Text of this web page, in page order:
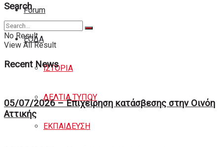
Forum
ΕΟΔA
ΙΣΤΟΡΙΑ
ΔΕΛΤΙΑ ΤΥΠΟΥ
ΕΚΠΑΙΔΕΥΣΗ
Search
No Result
View All Result
Recent News
05/07/2026 – Επιχείρηση κατάσβεσης στην Οινόη
Αττικής